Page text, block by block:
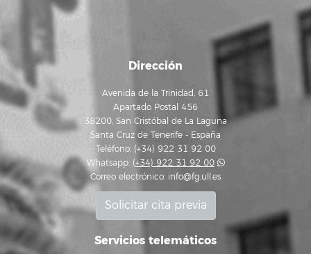
Dirección
Avenida de la Trinidad, 61
Apartado Postal 456
38200, San Cristóbal de La Laguna
Santa Cruz de Tenerife - España
Teléfono: (+34) 922 31 92 00
Whatsapp: (+34) 922 31 92 00
Correo electrónico: info@fg.ull.es
Solicitar cita previa
Servicios telemáticos